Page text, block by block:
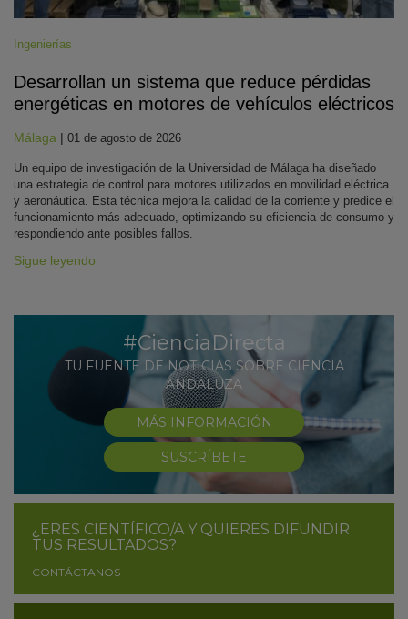
Ingenierías
Desarrollan un sistema que reduce pérdidas
energéticas en motores de vehículos eléctricos
Málaga | 01 de agosto de 2026
Un equipo de investigación de la Universidad de Málaga ha diseñado
una estrategia de control para motores utilizados en movilidad eléctrica
y aeronáutica. Esta técnica mejora la calidad de la corriente y predice el
funcionamiento más adecuado, optimizando su eficiencia de consumo y
respondiendo ante posibles fallos.
Sigue leyendo
#CienciaDirecta
TU FUENTE DE NOTICIAS SOBRE CIENCIA
ANDALUZA
MÁS INFORMACIÓN
SUSCRÍBETE
¿ERES CIENTÍFICO/A Y QUIERES DIFUNDIR
TUS RESULTADOS?
CONTÁCTANOS